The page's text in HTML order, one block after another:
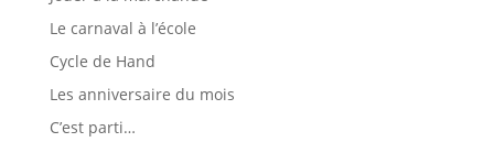
Le carnaval à l’école
Cycle de Hand
Les anniversaire du mois
C’est parti…